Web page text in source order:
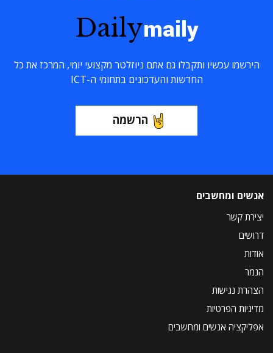
Dailymaily
הירשמו עכשיו ותקבלו גם אתם ניוזלטר מקצועי יומי, המרכז את כל
החדשות והעדכונים בתחומי ה-ICT
הרשמה
אנשים ומחשבים
יצירת קשר
דרושים
אודות
הנמר
הצהרת נגישות
מדיניות הפרטיות
אפליקציה אנשים ומחשבים